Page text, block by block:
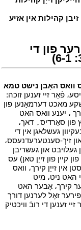
די זיבן קהילות אין אזיע
פון די
וואס האָבן נישט טמא
פֿאַר זיי זענען זוכה:
מאכט דערמאָנען פון
، יענע וואס האט
פון סאַרדיס۔ דאך،
געשלאגן אין די
זיך-סענטערעדנעסס،
געלויבט און געשריבן
קיין פון זייַן טאן) עס
אין זייַן קירך، וואס
האט ניט، מיט
קירך، אָבער האט
זאָל לערנען דורך
זענען די רובֿ וויכטיק